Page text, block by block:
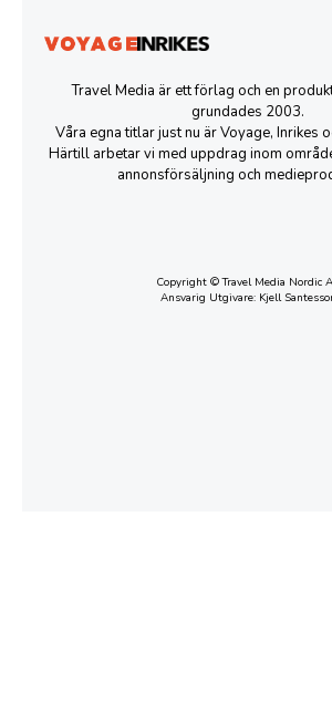
Travel Media är ett förlag och en
grundades 2003.
Våra egna titlar just nu är Voyage, Inrikes
Härtill arbetar vi med uppdrag inom
annonsförsäljning och
Copyright © Travel Media Nordic
Ansvarig Utgivare: Kjell